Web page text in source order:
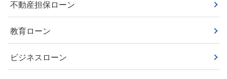
不動産担保ローン
教育ローン
ビジネスローン